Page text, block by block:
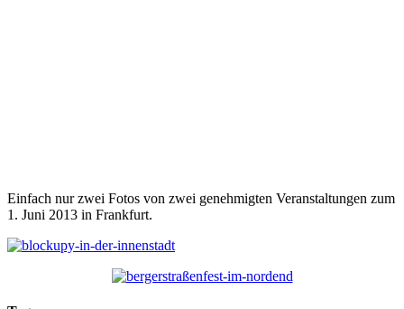
Einfach nur zwei Fotos von zwei genehmigten Veranstaltungen zum
1. Juni 2013 in Frankfurt.